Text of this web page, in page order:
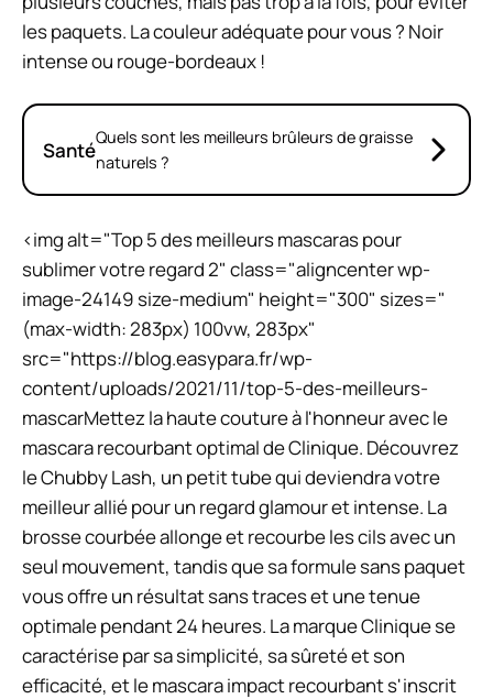
les paquets. La couleur adéquate pour vous ? Noir
intense ou rouge-bordeaux !
SantéQuels sont les meilleurs brûleurs de graisse
naturels ?
<img alt="Top 5 des meilleurs mascaras pour
sublimer votre regard 2" class="aligncenter wp-
image-24149 size-medium" height="300" sizes="
(max-width: 283px) 100vw, 283px"
src="https://blog.easypara.fr/wp-
content/uploads/2021/11/top-5-des-meilleurs-
mascarMettez la haute couture à l'honneur avec le
mascara recourbant optimal de Clinique. Découvrez
le Chubby Lash, un petit tube qui deviendra votre
meilleur allié pour un regard glamour et intense. La
brosse courbée allonge et recourbe les cils avec un
seul mouvement, tandis que sa formule sans paquet
vous offre un résultat sans traces et une tenue
optimale pendant 24 heures. La marque Clinique se
caractérise par sa simplicité, sa sûreté et son
efficacité, et le mascara impact recourbant s'inscrit